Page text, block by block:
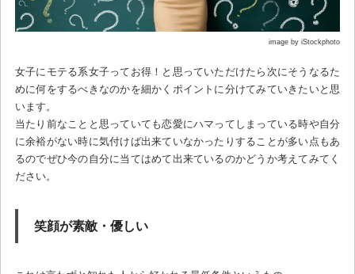
image by iStockphoto
女子にモテる系女子ってお得！と思っていただけたら次にそうなるた
めに何をするべきなのかを細かくポイントに分けてみていきたいと思
います。
当たり前なことと思っていても恋愛にハマってしまっている時や自分
に余裕がない時に気付けば出来ていなかったりすることが多い点もあ
るのでぜひ今の自分に当てはめて出来ているのかどうか考えてみてく
ださい。
笑顔が素敵・優しい